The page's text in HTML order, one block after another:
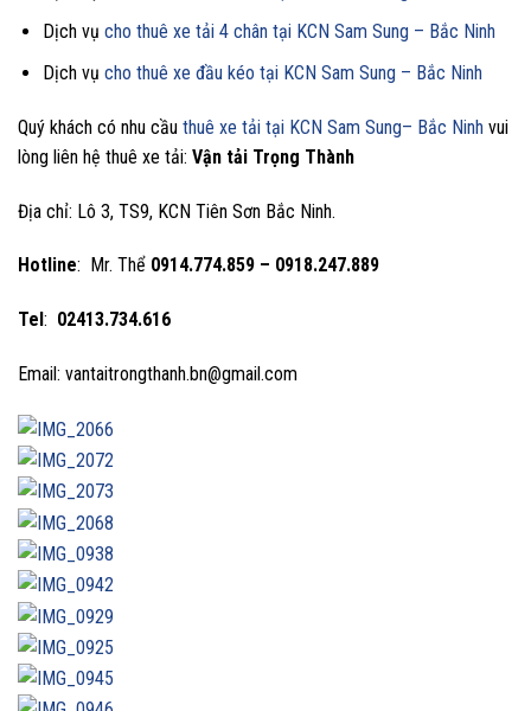
Dịch vụ cho thuê xe tải 4 chân tại KCN Sam Sung – Bắc Ninh
Dịch vụ cho thuê xe đầu kéo tại KCN Sam Sung – Bắc Ninh
Quý khách có nhu cầu thuê xe tải tại KCN Sam Sung– Bắc Ninh vui
lòng liên hệ thuê xe tải: Vận tải Trọng Thành
Địa chỉ: Lô 3, TS9, KCN Tiên Sơn Bắc Ninh.
Hotline: Mr. Thể 0914.774.859 – 0918.247.889
Tel: 02413.734.616
Email: vantaitrongthanh.bn@gmail.com